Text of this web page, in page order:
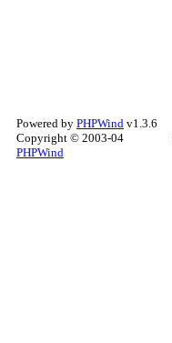
Powered by PHPWind v1.3.6
Copyright © 2003-04
PHPWind